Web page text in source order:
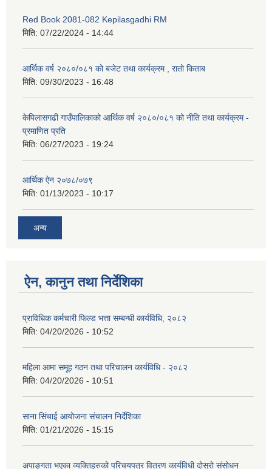
Red Book 2081-082 Kepilasgadhi RM
मिति: 07/22/2024 - 14:44
आर्थिक वर्ष २०८०/०८१ को बजेट तथा कार्यक्रम , रातो किताब
मिति: 09/30/2023 - 16:48
केपिलासगढी गाउँपालिकाको आर्थिक वर्ष २०८०/०८१ को नीति तथा कार्यक्रम -
प्रमाणित प्रति
मिति: 06/27/2023 - 19:24
आर्थिक ऐन २०७८/०७९
मिति: 01/13/2023 - 10:17
अन्य
ऐन, कानुन तथा निर्देशिका
प्राविधिक कर्मचारी फिल्ड भत्ता सम्बन्धी कार्यविधि, २०८२
मिति: 04/20/2026 - 10:52
महिला आमा समूह गठन तथा परिचालन कार्यविधि - २०८२
मिति: 04/20/2026 - 10:51
साना सिंचाई आयोजना संचालन निर्देशिका
मिति: 01/21/2026 - 15:15
अपाङ्गता भएका व्यक्तिहरुको परिचयपत्र वितरण कार्यविधी दोस्रो संसोधन